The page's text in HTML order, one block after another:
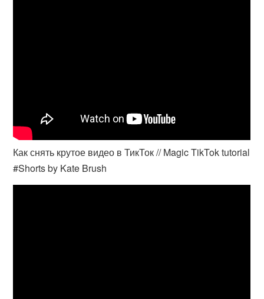
Как снять крутое видео в ТикТок // Magic TikTok tutorial
#Shorts by Kate Brush